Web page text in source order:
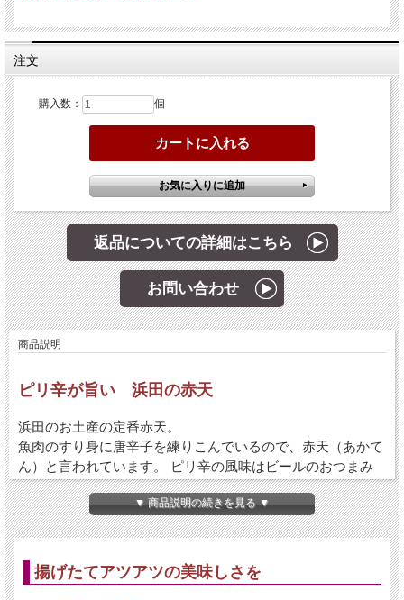
注文
購入数： 個
返品についての詳細はこちら
お問い合わせ
商品説明
ピリ辛が旨い 浜田の赤天
浜田のお土産の定番赤天。
魚肉のすり身に唐辛子を練りこんでいるので、赤天（あかて
ん）と言われています。 ピリ辛の風味はビールのおつまみ
にピッタリ。
そしてもうひとつ、赤天に欠かせないのが表面にまぶしてあ
る「パン粉」。カリッと揚げた赤天のサクサクとした歯ごた
▼ 商品説明の続きを見る ▼
揚げたてアツアツの美味しさを